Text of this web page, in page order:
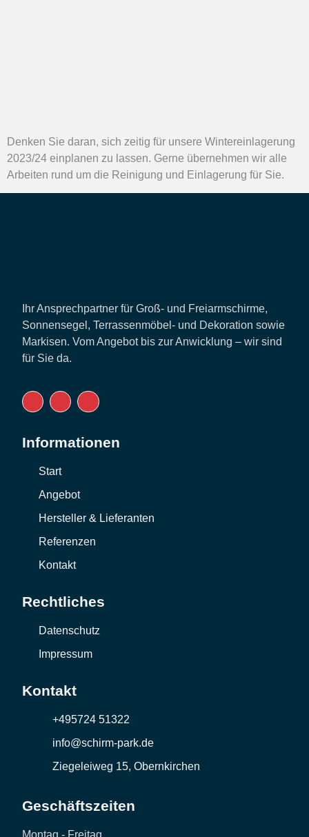
Denken Sie daran, sich zeitig für unsere Wintereinlagerung
2023/24 einplanen zu lassen. Gerne übernehmen wir alle
Arbeiten rund um die Reinigung und Einlagerung für Sie.
Ihr Ansprechpartner für Groß- und Freiarmschirme,
Sonnensegel, Terrassenmöbel- und Dekoration sowie
Markisen. Vom Angebot bis zur Anwicklung – wir sind
für Sie da.
Informationen
Start
Angebot
Hersteller & Lieferanten
Referenzen
Kontakt
Rechtliches
Datenschutz
Impressum
Kontakt
+495724 51322
info@schirm-park.de
Ziegeleiweg 15, Obernkirchen
Geschäftszeiten
Montag - Freitag